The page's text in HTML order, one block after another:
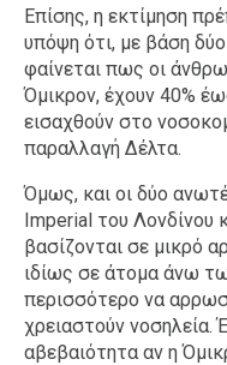
Επίσης, η εκτίμηση
υπόψη ότι, με βάση
φαίνεται πως οι
Όμικρον, έχουν 40%
εισαχθούν στο
παραλλαγή Δέλτα.
Όμως, και οι δύο
Imperial του Λονδίνου
βασίζονται σε μικρό
ιδίως σε άτομα άνω
περισσότερο να
χρειαστούν νοσηλεία.
αβεβαιότητα αν η